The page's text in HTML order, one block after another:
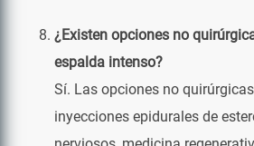
¿Existen opciones no
espalda intenso?
Sí. Las opciones no
inyecciones epidurales de